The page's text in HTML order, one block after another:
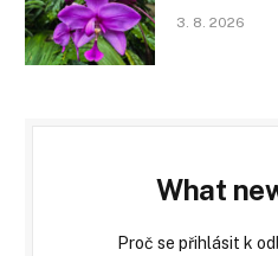
3. 8. 2026
What
Proč se přihlásit k